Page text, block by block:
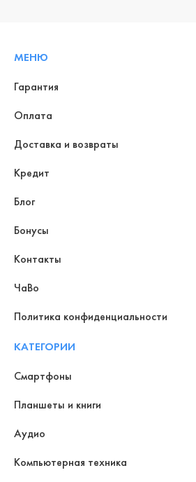
МЕНЮ
Гарантия
Оплата
Доставка и возвраты
Кредит
Блог
Бонусы
Контакты
ЧаВо
Политика конфиденциальности
КАТЕГОРИИ
Смартфоны
Планшеты и книги
Аудио
Компьютерная техника